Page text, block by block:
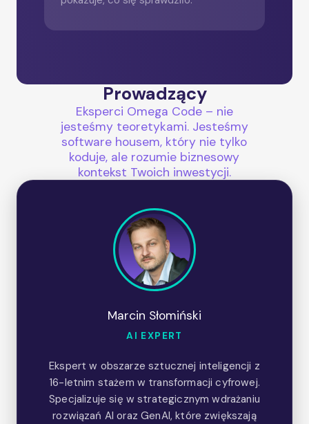
Prowadzący
Eksperci Omega Code – nie
jesteśmy teoretykami. Jesteśmy
software housem, który nie tylko
koduje, ale rozumie biznesowy
kontekst Twoich inwestycji.
Marcin Słomiński
AI EXPERT
Ekspert w obszarze sztucznej inteligencji z
16-letnim stażem w transformacji cyfrowej.
Specjalizuje się w strategicznym wdrażaniu
rozwiązań AI oraz GenAI, które zwiększają